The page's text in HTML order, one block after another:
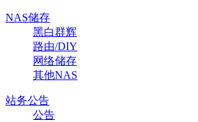
NAS储存
黑白群辉
路由/DIY
网络储存
其他NAS
站务公告
公告